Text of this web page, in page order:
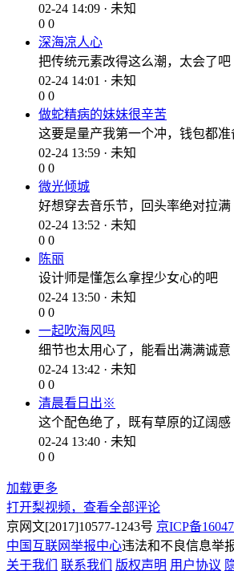
02-24 14:09 · 未知
0 0
深海凉人心
把传统元素改得这么潮，太会了吧
02-24 14:01 · 未知
0 0
做蛇精病的妹妹很辛苦
这要是量产我第一个冲，钱包都准
02-24 13:59 · 未知
0 0
微光倾城
好想穿去音乐节，回头率绝对拉满
02-24 13:52 · 未知
0 0
陈丽
设计师是懂怎么拿捏少女心的吧
02-24 13:50 · 未知
0 0
一起吹海风吗
细节也太用心了，能看出满满诚意
02-24 13:42 · 未知
0 0
清晨看日出※
这个配色绝了，既有草原的辽阔感
02-24 13:40 · 未知
0 0
加载更多
打开梨视频，查看全部评论
京网文[2017]10577-1243号 京ICP备
中国互联网举报中心违法和不良信息举
关于我们
联系我们 版权声明 用户协议